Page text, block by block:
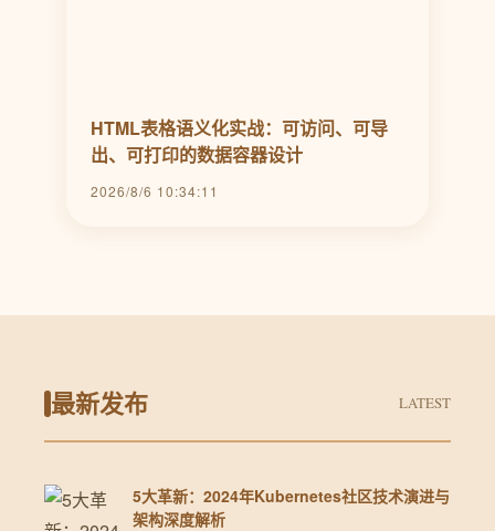
HTML表格语义化实战：可访问、可导
出、可打印的数据容器设计
2026/8/6 10:34:11
最新发布 LATEST
5大革新：2024年Kubernetes社区技术演进与
架构深度解析